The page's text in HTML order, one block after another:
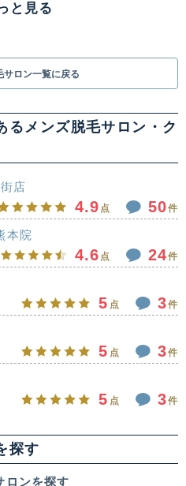
と見る
サロン一覧に戻る
るメンズ脱毛サロン・ク
店
4.9 点 50件
本院
4.6 点 24件
5 点 3件
5 点 3件
5 点 3件
探す
ロンを探す